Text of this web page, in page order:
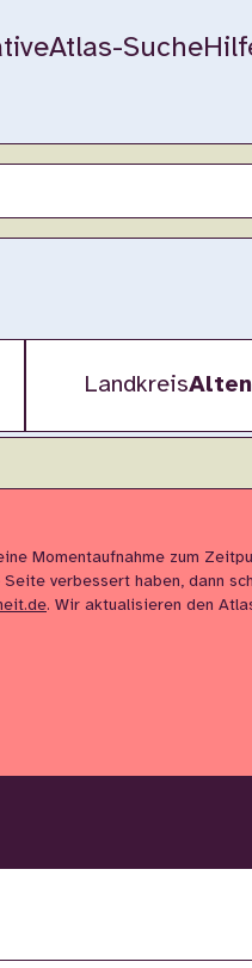
Atlas-Suche
Landkreis
Momentaufnahme zum
verbessert haben, dann
. Wir aktualisieren den